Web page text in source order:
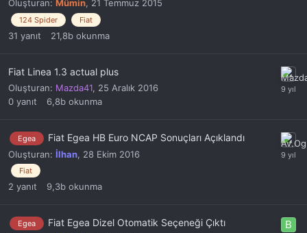
Oluşturan: Mümin, 21 Temmuz 2015
124 Spider Fiat
31 yanıt 21,8b okunma
Fiat Linea 1.3 actual plus
Oluşturan: Mazda41, 25 Aralık 2016
0 yanıt 6,8b okunma
Egea Fiat Egea HB Euro NCAP Sonuçları Açıklandı
Oluşturan: İlhan, 28 Ekim 2016
Fiat
2 yanıt 9,3b okunma
Egea Fiat Egea Dizel Otomatik Seçeneği Çıktı